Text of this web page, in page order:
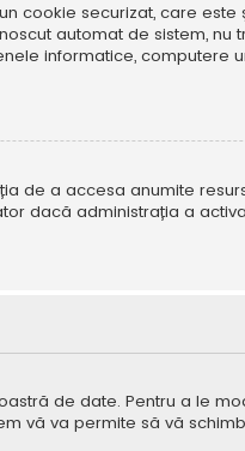
cookie securizat, care
automat de sistem, nu
informatice, computere
de a accesa anumite
dacă administrația a
de date. Pentru a le
vă va permite să vă